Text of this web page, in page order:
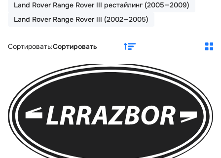
Land Rover Range Rover III рестайлинг (2005—2009)
Land Rover Range Rover III (2002—2005)
Сортировать:Сортировать